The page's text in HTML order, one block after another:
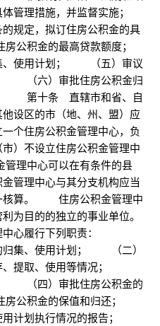
管理措施，并监督实施；
规定，拟订住房公积金的具
积金的最高贷款额度；
、使用计划； （五）审议
（六）审批住房公积金归
。 第十条 直辖市和省、自
设区的市（地、州、盟）应
个住房公积金管理中心，负
）不设立住房公积金管理中
理中心可以在有条件的县
管理中心与其分支机构应当
核算。 住房公积金管理中
为目的的独立的事业单位。
心履行下列职责：
归集、使用计划； （二）
、提取、使用等情况；
； （四）审批住房公积金的
公积金的保值和归还；
用计划执行情况的报告；